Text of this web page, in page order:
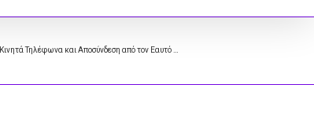
Κινητά Τηλέφωνα και Αποσύνδεση από τον Εαυτό …